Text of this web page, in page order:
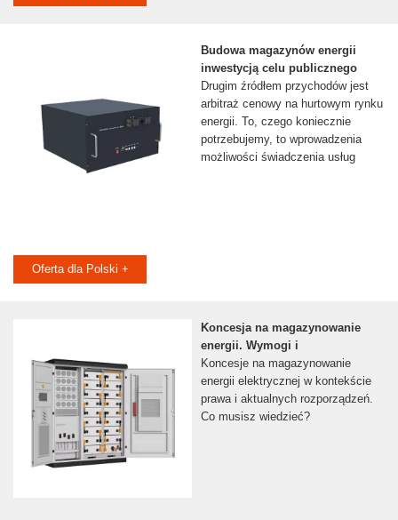
Budowa magazynów energii
inwestycją celu publicznego
Drugim źródłem przychodów jest
arbitraż cenowy na hurtowym rynku
energii. To, czego koniecznie
potrzebujemy, to wprowadzenia
możliwości świadczenia usług
Oferta dla Polski +
Koncesja na magazynowanie
energii. Wymogi i
Koncesje na magazynowanie
energii elektrycznej w kontekście
prawa i aktualnych rozporządzeń.
Co musisz wiedzieć?